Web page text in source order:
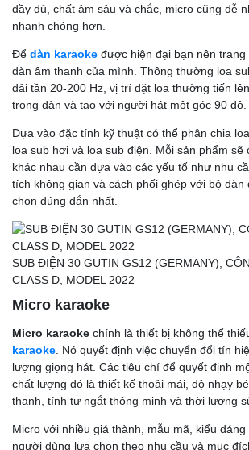
đầy đủ, chất âm sâu và chắc, micro cũng dễ
nhanh chóng hơn.
Để dàn karaoke được hiện đại bạn nên
dàn âm thanh của mình. Thông thường loa
dải tần 20-200 Hz, vị trí đặt loa thường tiến
trong dàn và tạo với người hát một góc 90 độ.
Dựa vào đặc tính kỹ thuật có thể phân chia
loa sub hơi và loa sub điện. Mỗi sản phẩm sẽ
khác nhau cần dựa vào các yếu tố như nhu
tích không gian và cách phối ghép với bộ
chọn đúng đắn nhất.
SUB ĐIỆN 30 GUTIN GS12 (GERMANY),
CLASS D, MODEL 2022
Micro karaoke
Micro karaoke chính là thiết bị không thể
karaoke. Nó quyết định việc chuyển đổi tín
lượng giọng hát. Các tiêu chí để quyết định
chất lượng đó là thiết kế thoải mái, độ nhạy
thanh, tính tự ngắt thông minh và thời lượng
Micro với nhiều giá thành, mẫu mã, kiểu
người dùng lựa chọn theo nhu cầu và mục